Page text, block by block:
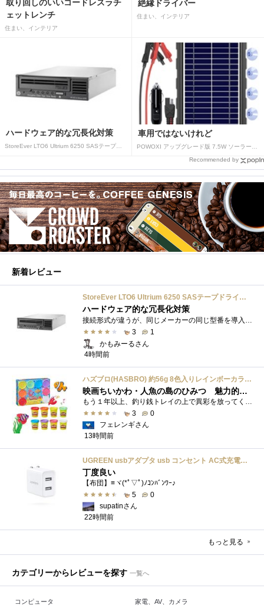
取り回しのいいコードレスラチ
ェットレンチ
住まい、インテリア
絶縁ドライバー
住まい、インテリア
ハードウェア的な冗長化対策 車用ではないけれど
Recommended by
新着レビュー
StoreEver LTO6 Ultrium 6250 SASテープドライブ(内蔵型)
ハードウェア的な冗長化対策
接続形式が違うが、同じメーカーの同じ型番を導入しています。製品としてのレビューは下記の方で行っています。いざ使おうとしたときに故障�...
3
1
かもみーるさん
4時間前
ハズブロ(HASBRO) 約56g 8色入りレインボーカラーのプレイ・ドー、新学期用品、2才以上のプリスクールの子供向け、子供向けのアート&クラフト 粘土 ねんど、こどもの日、子供の日プレゼント
映画ちいかわ・人魚の島のひみつ 魅力的なビラン：セイレーンを造ってみた
もう１年以上、釣り銭トレイの上で異彩を放ってくれたミャクミャクのマグネット 映画ちいかわ人魚の島のひみつを鑑賞後、素敵なビランのセイ...
3
0
フェレンギさん
13時間前
UGREEN usbアダプタ usb コンセント AC式充電器 3.1A PSE認証済み 折りたたみ式プラグ 2ポート
丁度良い
【布団】≡ヾ(*ﾟ▽ﾟ)ﾉｺﾝﾊﾞﾝﾜｰ♪
5
0
supatinさん
22時間前
もっと見る
カテゴリーからレビューを探す 一覧へ
コンピュータ 家電、AV、カメラ